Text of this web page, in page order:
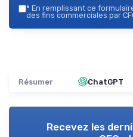
* En remplissant ce
des fins commerciales par
Résumer ChatGPT
Recevez les